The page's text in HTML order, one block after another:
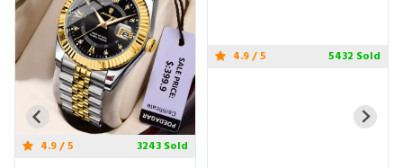
4.9 / 5 3243 Sold